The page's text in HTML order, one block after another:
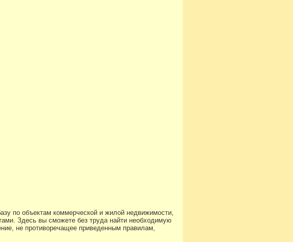
по объектам коммерческой и жилой недвижимости,
Здесь вы сможете без труда найти необходимую
не противоречащее приведенным правилам,